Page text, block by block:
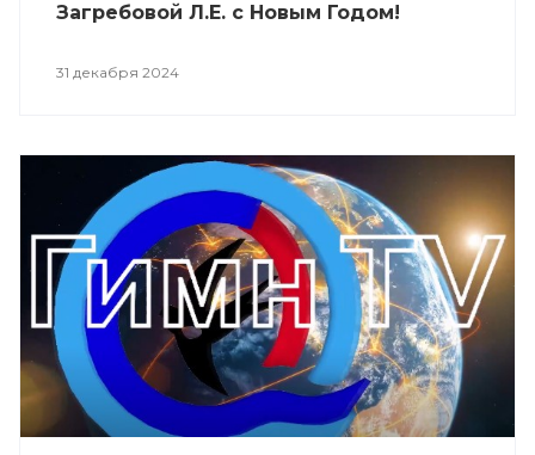
Загребовой Л.Е. с Новым Годом!
31 декабря 2024